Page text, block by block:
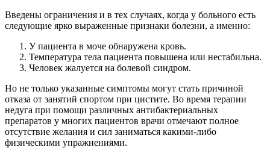
Введены ограничения и в тех случаях, когда у больного есть
следующие ярко выраженные признаки болезни, а именно:
У пациента в моче обнаружена кровь.
Температура тела пациента повышена или нестабильна.
Человек жалуется на болевой синдром.
Но не только указанные симптомы могут стать причиной
отказа от занятий спортом при цистите. Во время терапии
недуга при помощи различных антибактериальных
препаратов у многих пациентов врачи отмечают полное
отсутствие желания и сил заниматься какими-либо
физическими упражнениями.